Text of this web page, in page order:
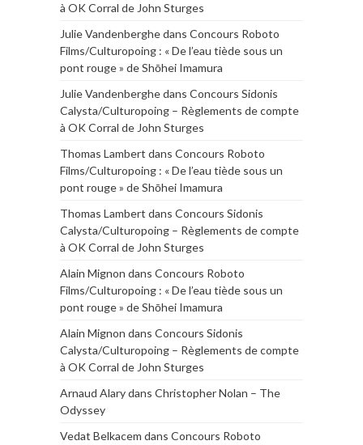
à OK Corral de John Sturges
Julie Vandenberghedans Concours Roboto
Films/Culturopoing : « De l’eau tiède sous un
pont rouge » de Shōhei Imamura
Julie Vandenberghedans Concours Sidonis
Calysta/Culturopoing – Règlements de compte
à OK Corral de John Sturges
Thomas Lambert dans Concours Roboto
Films/Culturopoing : « De l’eau tiède sous un
pont rouge » de Shōhei Imamura
Thomas Lambert dans Concours Sidonis
Calysta/Culturopoing – Règlements de compte
à OK Corral de John Sturges
Alain Mignon dans Concours Roboto
Films/Culturopoing : « De l’eau tiède sous un
pont rouge » de Shōhei Imamura
Alain Mignon dans Concours Sidonis
Calysta/Culturopoing – Règlements de compte
à OK Corral de John Sturges
Arnaud Alarydans Christopher Nolan – The
Odyssey
Vedat Belkacem dans Concours Roboto